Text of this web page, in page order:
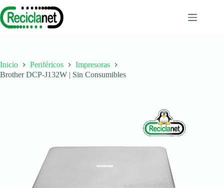
al
contenido
Inicio Periféricos
Impresoras
Brother DCP-J132W | Sin Consumibles